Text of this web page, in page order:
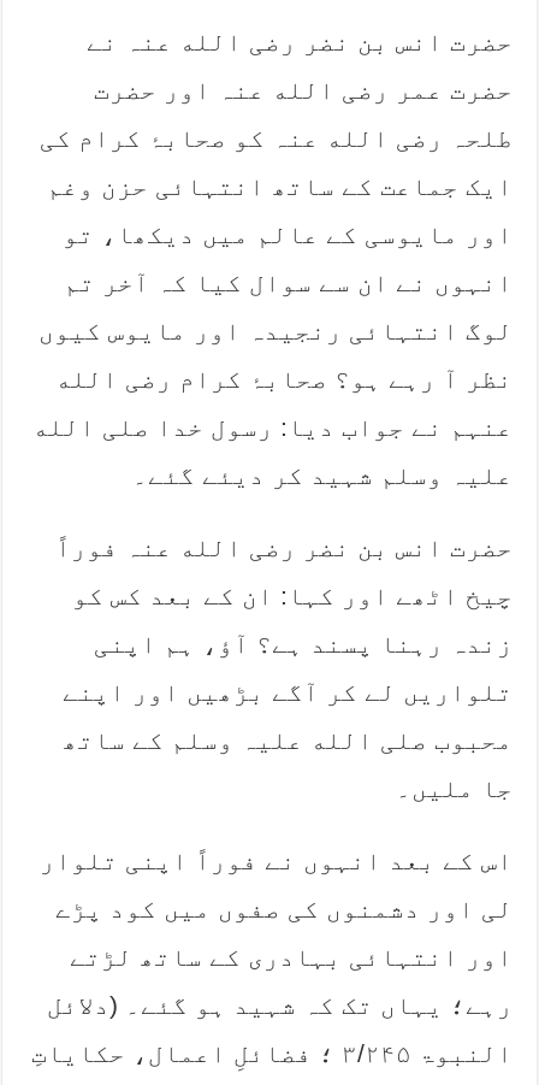
حضرت انس بن نضر رضی الله عنہ نے
حضرت عمر رضی الله عنہ اور حضرت
طلحہ رضی الله عنہ کو صحابۂ کرام کی
ایک جماعت کے ساتھ انتہائی حزن وغم
اور مایوسی کے عالم میں دیکھا، تو
انہوں نے ان سے سوال کیا کہ آخر تم
لوگ انتہائی رنجیدہ اور مایوس کیوں
نظر آ رہے ہو؟ صحابۂ کرام رضی الله
عنہم نے جواب دیا: رسول خدا صلی الله
علیہ وسلم شہید کر دیئے گئے۔
حضرت انس بن نضر رضی الله عنہ فوراً
چیخ اٹھے اور کہا: ان کے بعد کس کو
زندہ رہنا پسند ہے؟ آ‎ؤ، ہم اپنی
تلواریں لے کر آگے بڑھیں اور اپنے
محبوب صلی الله علیہ وسلم کے ساتھ
جا ملیں۔
اس کے بعد انہوں نے فوراً اپنی تلوار
لی اور دشمنوں کی صفوں میں کود پڑے
اور انتہائی بہادری کے ساتھ لڑتے
رہے؛ یہاں تک کہ شہید ہو گئے۔ (دلائل
النبوۃ ۳/۲۴۵ ؛ فضائلِ اعمال، حکایاتِ